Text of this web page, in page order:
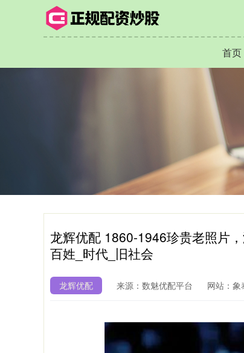
首页
龙辉优配 1860-1946珍贵老照片
百姓_时代_旧社会
龙辉优配 来源：数魅优配平台 网站：象